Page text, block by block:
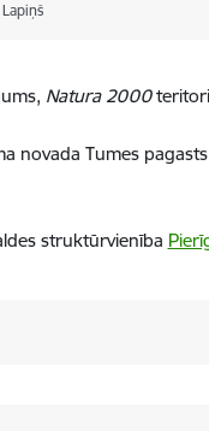
Natura 2000
novada Tumes pagasts
struktūrvienība